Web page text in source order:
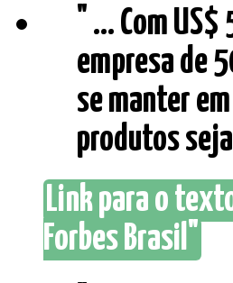
" ... Com
empresa de
se manter
produtos
Link para o
Forbes Brasil"